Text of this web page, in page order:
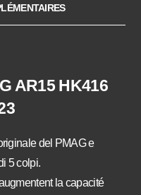
AR15 HK416
del PMAG e
5 colpi.
la capacité